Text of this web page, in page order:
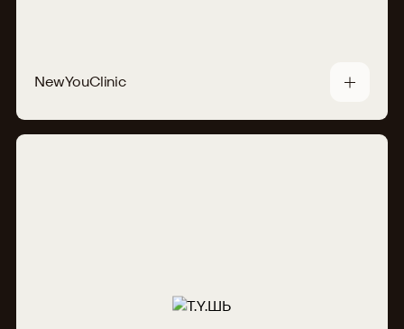
NewYouClinic